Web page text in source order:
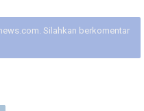
Silahkan berkomentar